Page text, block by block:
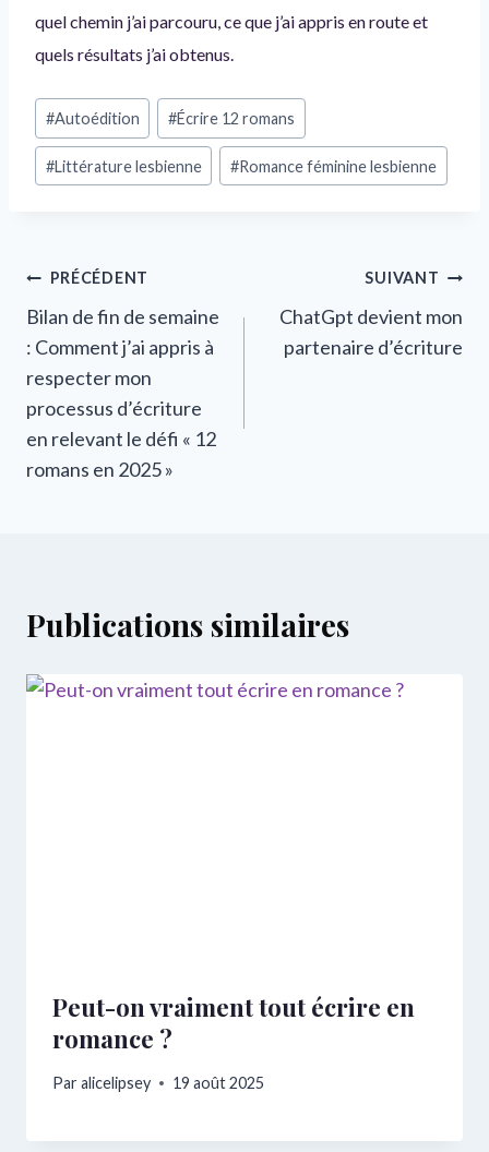
quel chemin j’ai parcouru, ce que j’ai appris en route et
quels résultats j’ai obtenus.
Étiquettes
de
la
#Autoédition #Écrire 12 romans
#Littérature lesbienne #Romance féminine lesbienne
Navigation
de
l’article
PRÉCÉDENT
Bilan de fin de semaine
: Comment j’ai appris à
respecter mon
processus d’écriture
en relevant le défi « 12
romans en 2025 »
SUIVANT
ChatGpt devient mon
partenaire d’écriture
Publications similaires
Peut-on vraiment tout écrire en
romance ?
Paralicelipsey 19 août 2025